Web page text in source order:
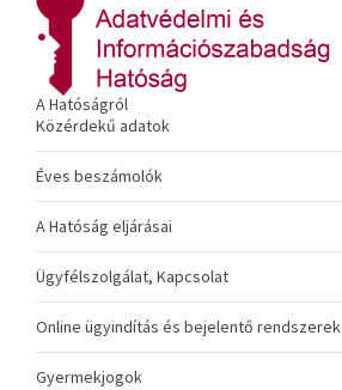
A Hatóságról
Közérdekű adatok
Éves beszámolók
A Hatóság eljárásai
Ügyfélszolgálat, Kapcsolat
Online ügyindítás és bejelentő rendszerek
Gyermekjogok